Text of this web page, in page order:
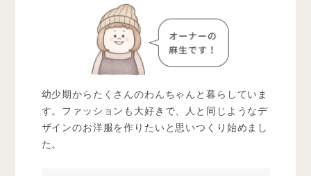
幼少期からたくさんのわんちゃんと暮らしていま
す。ファッションも大好きで、人と同じようなデ
ザインのお洋服を作りたいと思いつくり始めまし
た。